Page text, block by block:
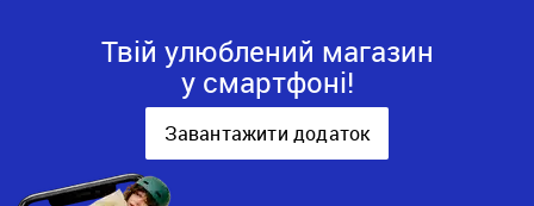
Твій улюблений магазин
у смартфоні!
Завантажити додаток